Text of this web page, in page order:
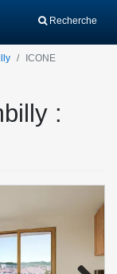
Recherche
ICONE
: